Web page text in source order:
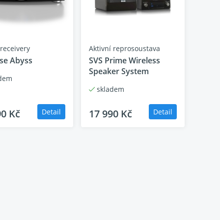
Abyss
Kč Detail
Aktivní reprosoustava
SVS Prime Wireless
Speaker System
skladem
17 990 Kč Detail